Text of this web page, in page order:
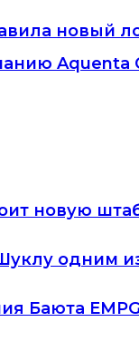
новый
Aquenta
новую
одним из
Баюта